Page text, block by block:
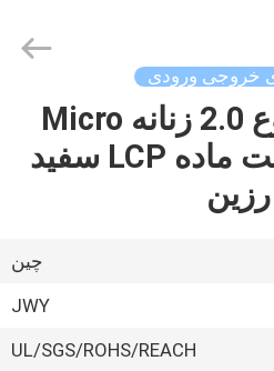
خروجی ورودی
کانکتور DIP نوع 2.0 زنانه Micro
USB زاویه راست ماده LCP سفید
چین
JWY
UL/SGS/ROHS/REACH